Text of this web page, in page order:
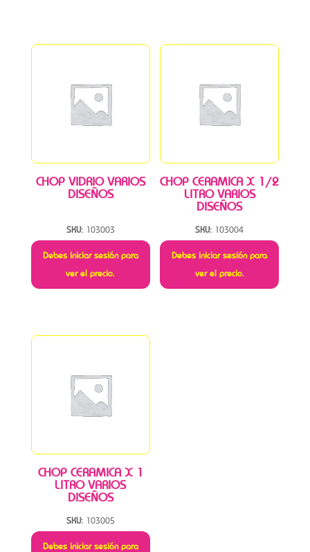
CHOP VIDRIO VARIOS
DISEÑOS
SKU: 103003
Debes iniciar sesión para
ver el precio.
CHOP CERAMICA X 1/2
LITRO VARIOS
DISEÑOS
SKU: 103004
Debes iniciar sesión para
ver el precio.
CHOP CERAMICA X 1
LITRO VARIOS
DISEÑOS
SKU: 103005
Debes iniciar sesión para